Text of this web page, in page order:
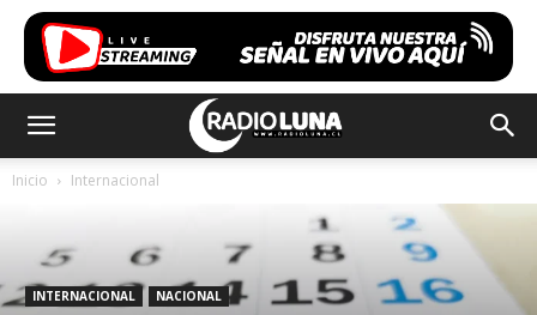
Inicio Internacional
INTERNACIONAL NACIONAL